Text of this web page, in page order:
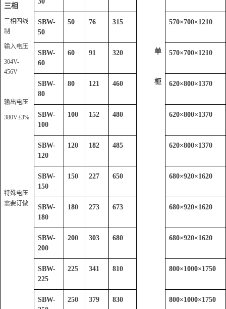
三相
三相四线
制
输入电压
304V-
456V
输出电压
380V±3%
特殊电压
需要订做
单
柜
SBW-
50
50 76 315 570×700×1210
SBW-
60
60 91 320 570×700×1210
SBW-
80
80 121 460 620×800×1370
SBW-
100
100 152 480 620×800×1370
SBW-
120
120 182 485 620×800×1370
SBW-
150
150 227 650 680×920×1620
SBW-
180
180 273 673 680×920×1620
SBW-
200
200 303 680 680×920×1620
SBW-
225
225 341 810 800×1000×1750
SBW-
250 379 830 800×1000×1750